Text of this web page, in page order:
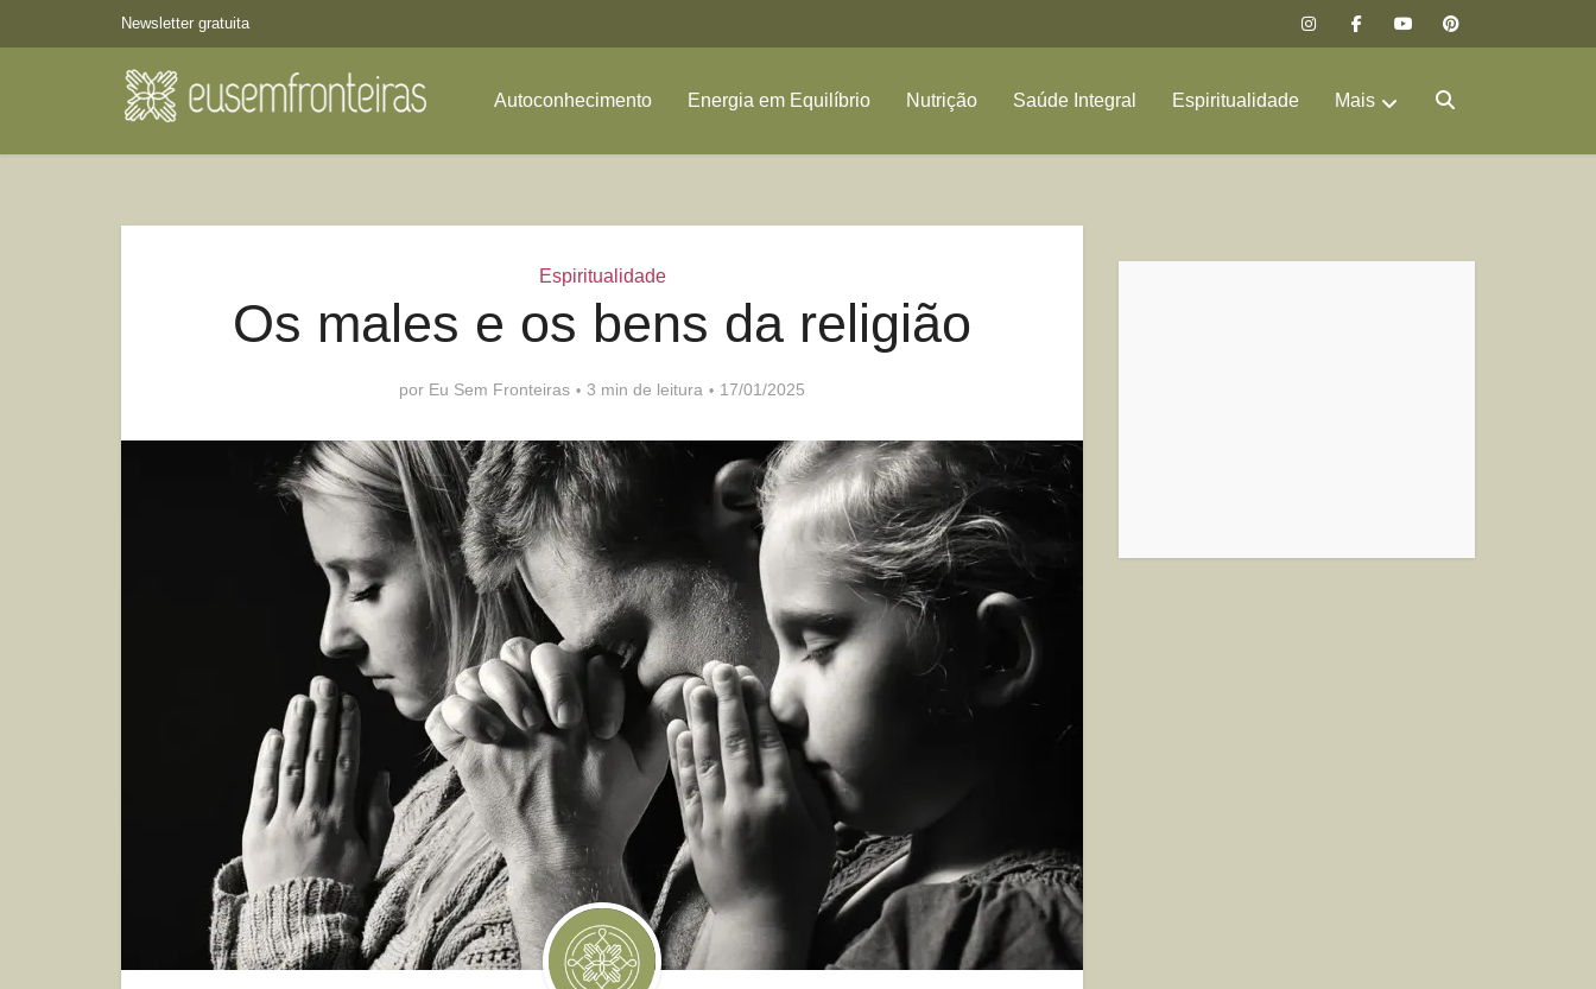
Newsletter gratuita
Autoconhecimento Energia em Equilíbrio Nutrição Saúde Integral Espiritualidade Mais
Espiritualidade
Os males e os bens da religião
por Eu Sem Fronteiras 3 min de leitura 17/01/2025